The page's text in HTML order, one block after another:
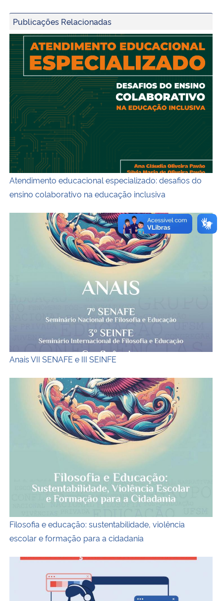
Publicações Relacionadas
Capa do ebook
Atendimento educacional especializado: desafios do
ensino colaborativo na educação inclusiva
Anais 7 SENAFE e 3 SEINFE
Anais VII SENAFE e III SEINFE
Capa do ebook Filosofia e Educação
Filosofia e educação: sustentabilidade, violência
escolar e formação para a cidadania
Capa do livro Pesquisa e Desenvolvimento Criativo